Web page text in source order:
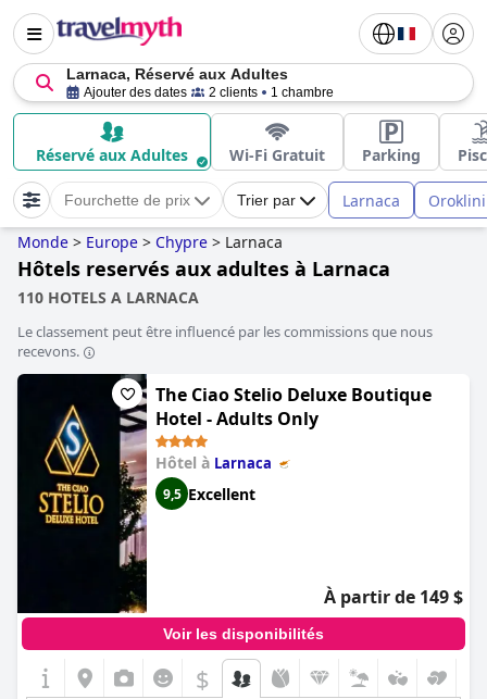
Larnaca, Réservé aux Adultes
Ajouter des dates 2 clients 1 chambre
Réservé aux Adultes Wi-Fi Gratuit Parking
Fourchette de prix Trier par Larnaca Oroklini
Monde > Europe > Chypre > Larnaca
Hôtels reservés aux adultes à Larnaca
110 HOTELS A LARNACA
Le classement peut être influencé par les commissions que nous
recevons.
The Ciao Stelio Deluxe Boutique
Hotel - Adults Only
Hôtel à Larnaca
9,5 Excellent
À partir de 149 $
Voir les disponibilités
$